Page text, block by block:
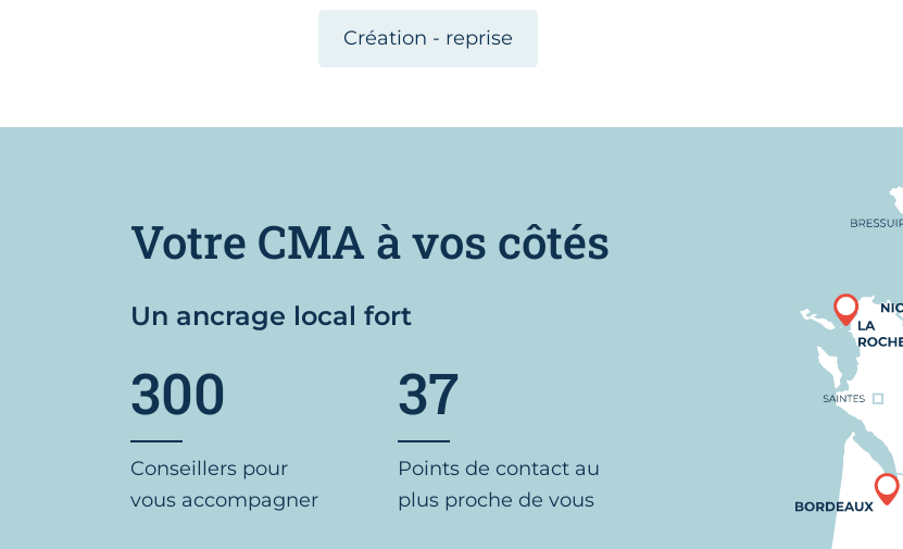
Création - reprise
Votre CMA à vos côtés
Un ancrage local fort
300
Conseillers pour
vous accompagner
37
Points de contact au
plus proche de vous